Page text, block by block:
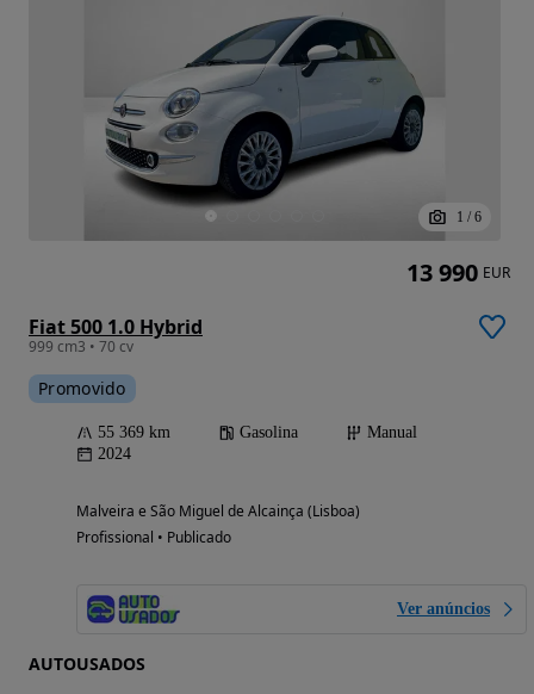
1 / 6
Fiat 500 1.0 Hybrid
999 cm3 • 70 cv
Promovido
55 369 km Gasolina
Manual
2024
Malveira e São Miguel de Alcainça (Lisboa)
Profissional • Publicado
Ver anúncios
AUTOUSADOS
13 990 EUR